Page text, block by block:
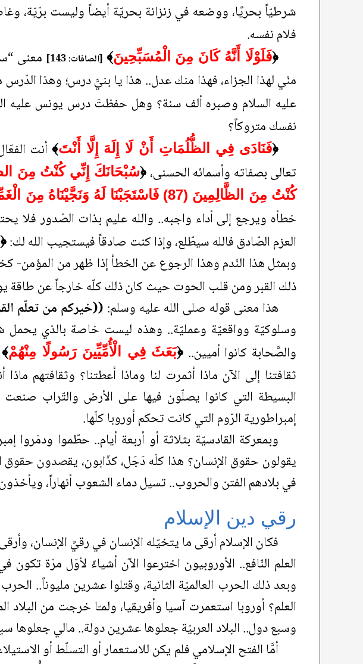
شرطيّاً بحريًا، ووضعه في زنزانة بحريّة أيضاً وليست برّيّة،
فلام نفسه.
﴿فَلَوْلَا أَنَّهُ كَانَ مِنَ الْمُسَبِّحِينَ﴾ [الصافات: 143]
معنى
منّي لهذا الجزاء، فهذا منك عدل.. هذا يا بنيَّ درس؛ وهذا
عليه السلام وصبره ألف سنة؟ وهل حفظتَ درس يونس عليه
نفسك متروكاً؟
﴿فَنَادَى فِي الظُّلُمَاتِ أَنْ لَا إِلَهَ إِلَّا أَنْتَ﴾ أنت
تعالى بصفاته وأسمائه الحسنى، ﴿سُبْحَانَكَ إِنِّي كُنْتُ مِنَ
كُنْتُ مِنَ الظَّالِمِينَ (87) فَاسْتَجَبْنَا لَهُ وَنَجَّيْنَاهُ مِنَ الْغَمِّ
خطأه ويرجع إلى أداء واجبه.. والله عليم بذات الصّدور فلا
العزم الصّادق فالله سيطّلع، وإذا كنت صادقاً فيستجيب الله لك:﴿
وبمثل هذا النّدم وهذا الرجوع عن الخطأ إذا ظهر من المؤمن-
ذلك القبر ومن قلب الحوت حيث كان ذلك كلّه خارجاً عن طاقة
هذا معنى قوله صلى الله عليه وسلم: ((خيركم من تعلّم
وسلوكيّة وواقعيّة وعمليّة.. وهذه ليست خاصة بالذي يحمل
والصَّحابة كانوا أميين.. ﴿بَعَثَ فِي الْأُمِّيِّينَ رَسُولًا مِنْهُمْ﴾
ثقافتنا إلى الآن ماذا أثمرت لنا وماذا أعطتنا؟ وثقافتهم
البسيطة التي كانوا يصلّون فيها على الأرض والتّراب
إمبراطورية الرّوم التي كانت تحكم أوروبا كلّها.
وبمعركة القادسيّة بثلاثة أو أربعة أيام.. حطّموا ودمّروا
يقولون حقوق الإنسان؟ هذا كلّه دَجَل، كذّابون، يقصدون حقوق
في بلادهم الفتن والحروب.. تسيل دماء الشعوب أنهاراً،
رقي دين الإسلام
فكان الإسلام أرقى ما يتخيّله الإنسان في رقيِّ الإنسان،
العلم النّافع.. الأوروبيون اخترعوا الآن أشياءً لأوّل مرّة
وبعد ذلك الحرب العالميّة الثانية، وقتلوا عشرين مليوناً..
العلم؟ أوروبا استعمرت آسيا وأفريقيا، ولمـّا خرجت من البلاد
وسبع دول.. البلاد العربيّة جعلوها عشرين دولة.. مالي جعلوها
أمَّا الفتح الإسلامي فلم يكن للاستعمار أو التسلّط أو